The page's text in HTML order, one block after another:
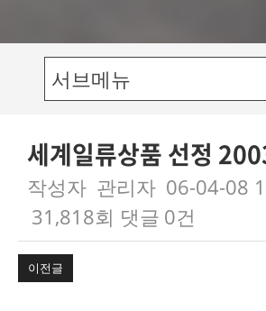
서브메뉴
세계일류상품 선정
작성자 관리자 06-04-08
31,818회 댓글 0건
이전글